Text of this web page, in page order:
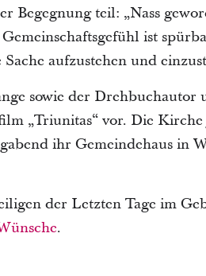
Begegnung teil: „Nass
ist
aufzustehen und
sowie der Drehbuchautor
„Triunitas“ vor. Die Kirche
ihr Gemeindehaus in
der Letzten Tage im
.